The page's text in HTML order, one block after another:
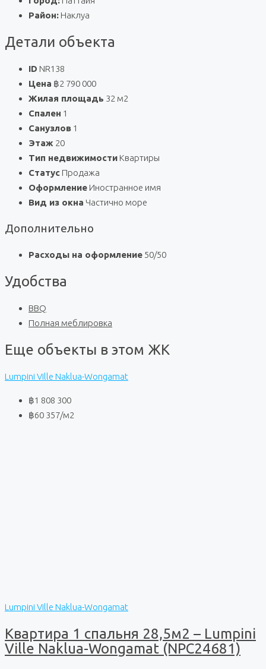
Район: Наклуа
Детали объекта
ID NR138
Цена ฿2 790 000
Жилая площадь 32 м2
Спален 1
Санузлов 1
Этаж 20
Тип недвижимости Квартиры
Статус Продажа
Оформление Иностранное имя
Вид из окна Частично море
Дополнительно
Расходы на оформление 50/50
Удобства
BBQ
Полная меблировка
Еще объекты в этом ЖК
Lumpini Ville Naklua-Wongamat
฿1 808 300
฿60 357/м2
Lumpini Ville Naklua-Wongamat
Квартира 1 спальня 28,5м2 – Lumpini
Ville Naklua-Wongamat (NPC24681)